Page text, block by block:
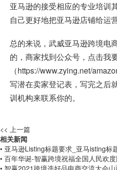
亚马逊的接受相应的专业培训
自己更好地把亚马逊店铺给运
总的来说，武威亚马逊跨境电
的，商家找到公众号，点击我
（https://www.zying.net/
写潜在卖家登记表，写完之后
训机构来联系你的。
<< 上一篇
相关新闻
• 亚马逊Listing标题要求_亚马isting标
• 百年华诞-智赢跨境祝福全国人民欢